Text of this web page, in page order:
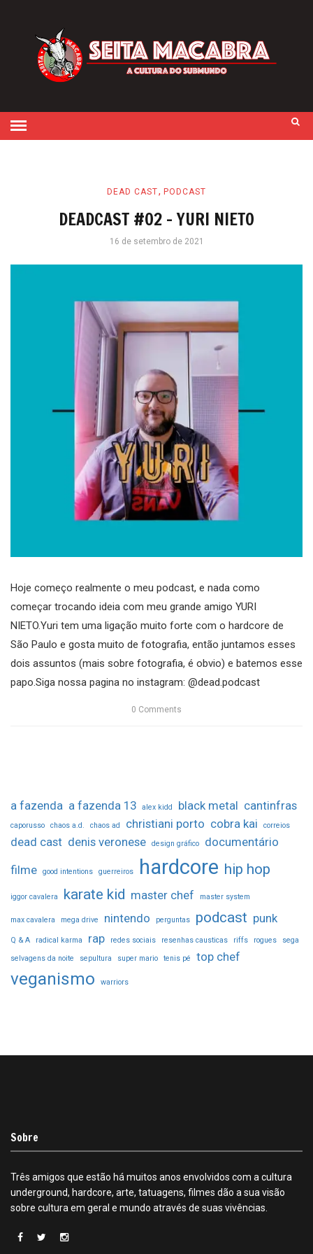
DEAD CAST, PODCAST
DEADCAST #02 – YURI NIETO
16 de setembro de 2021
Hoje começo realmente o meu podcast, e nada como
começar trocando ideia com meu grande amigo YURI
NIETO.Yuri tem uma ligação muito forte com o hardcore de
São Paulo e gosta muito de fotografia, então juntamos esses
dois assuntos (mais sobre fotografia, é obvio) e batemos esse
papo.Siga nossa pagina no instagram: @dead.podcast
0 Comments
a fazenda a fazenda 13 alex kidd black metal cantinfras
caporusso chaos a.d. chaos ad christiani porto cobra kai correios
dead cast denis veronese design gráfico
documentário
filme
good intentions guerreiros hardcore hip hop
iggor cavalera karate kid master chef master system
max cavalera mega drive nintendo perguntas podcast punk
Q & A radical karma rap redes sociais resenhas causticas riffs rogues
sega
selvagens da noite
sepultura super mario tenis pé top chef
veganismo warriors
Sobre
Três amigos que estão há muitos anos envolvidos com a cultura
underground, hardcore, arte, tatuagens, filmes dão a sua visão
sobre cultura em geral e mundo através de suas vivências.